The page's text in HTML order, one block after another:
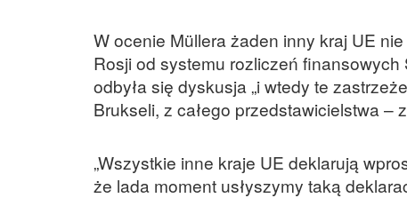
W ocenie Müllera żaden inny kraj UE
Rosji od systemu rozliczeń
odbyła się dyskusja „i wtedy te
Brukseli, z całego przedstawicielstwa –
„Wszystkie inne kraje UE deklarują
że lada moment usłyszymy taką